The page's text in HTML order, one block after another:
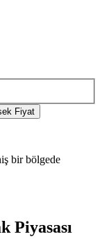
Fiyat
bir bölgede
Piyasası